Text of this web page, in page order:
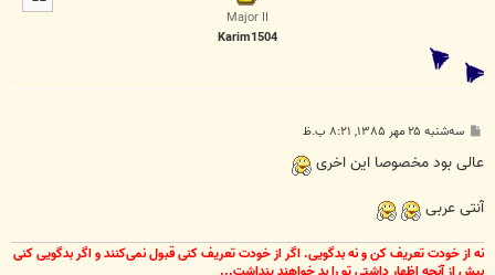
Major II
Karim1504
پ
ت
سه‌شنبه ۲۵ مهر ۱۳۸۵, ۸:۲۱ ب.ظ
عالی بود مخصوصا این اخری
آنتی عربی
نه از خودت تعریف کن و نه بدگویی. اگر از خودت تعریف کنی قبول نمی‌کنند و اگر بدگویی کنی